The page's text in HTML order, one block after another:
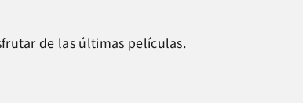
de las últimas películas.